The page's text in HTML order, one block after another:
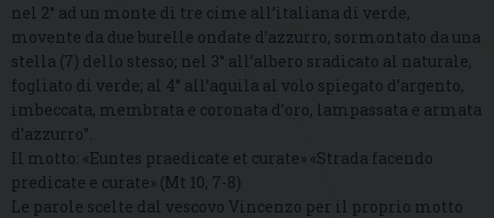
nel 2° ad un monte di tre cime all’italiana di verde,
movente da due burelle ondate d’azzurro, sormontato da una
stella (7) dello stesso; nel 3° all’albero sradicato al naturale,
fogliato di verde; al 4° all’aquila al volo spiegato d’argento,
imbeccata, membrata e coronata d’oro, lampassata e armata
d’azzurro”.
Il motto: «Euntes praedicate et curate» «Strada facendo
predicate e curate» (Mt 10, 7-8)
Le parole scelte dal vescovo Vincenzo per il proprio motto